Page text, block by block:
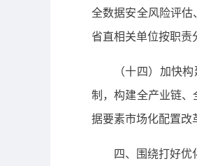
全数据安全风险评
省直相关单位按职责
（十四）加快
制，构建全产业链
据要素市场化配置改
四、围绕打好